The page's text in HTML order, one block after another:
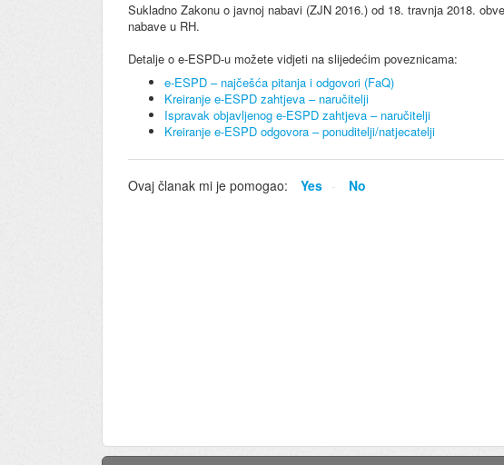
Sukladno Zakonu o javnoj nabavi (ZJN 2016.) od 18. travnja 2018.
nabave u RH.
Detalje o e-ESPD-u možete vidjeti na slijedećim poveznicama:
e-ESPD – najčešća pitanja i odgovori (FaQ)
Kreiranje e-ESPD zahtjeva – naručitelji
Ispravak objavljenog e-ESPD zahtjeva – naručitelji
Kreiranje e-ESPD odgovora – ponuditelji/natjecatelji
Ovaj članak mi je pomogao: Yes No